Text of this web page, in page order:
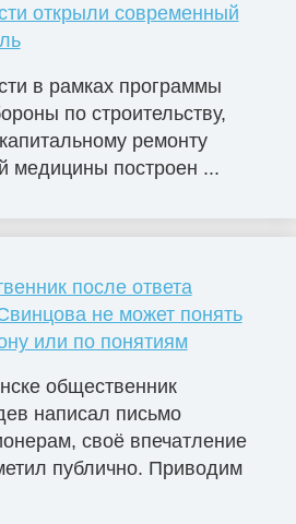
открыли современный
в рамках программы
по строительству,
ремонту
медицины построен ...
после ответа
не может понять
или по понятиям
общественник
написал письмо
своё впечатление
публично. Приводим